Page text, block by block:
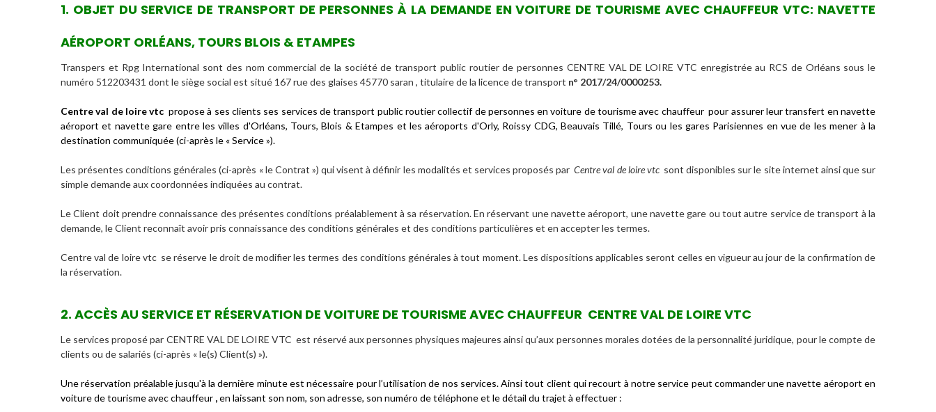
1. OBJET DU SERVICE DE TRANSPORT DE PERSONNES À LA DEMANDE EN VOITURE DE TOURISME AVEC CHAUFFEUR VTC: NAVETTE
AÉROPORT ORLÉANS, TOURS BLOIS & ETAMPES
Transpers et Rpg International sont des nom commercial de la société de transport public routier de personnes CENTRE VAL DE LOIRE VTC enregistrée au RCS de Orléans sous le
numéro 512203431 dont le siège social est situé 167 rue des glaises 45770 saran , titulaire de la licence de transport n° 2017/24/0000253.
Centre val de loire vtc propose à ses clients ses services detransport public routier collectif de personnes en voiture de tourisme avec chauffeur pour assurer leur transfert ennavette
aéroport et navette gare entre les villes d'Orléans, Tours, Blois & Etampes et les aéroports d'Orly, Roissy CDG, Beauvais Tillé, Tours ou les gares Parisiennes en vue de les mener à la
destination communiquée (ci-après le « Service »).
Les présentes conditions générales (ci-après « le Contrat ») qui visent à définir les modalités et services proposés par Centre val de loire vtc sont disponibles sur le site internet ainsi que sur
simple demande aux coordonnées indiquées au contrat.
Le Client doit prendre connaissance des présentes conditions préalablement à sa réservation. En réservant une navette aéroport, une navette gare ou tout autre service de transport à la
demande, le Client reconnaît avoir pris connaissance des conditions générales et des conditions particulières et en accepter les termes.
Centre val de loire vtc se réserve le droit de modifier les termes des conditions générales à tout moment. Les dispositions applicables seront celles en vigueur au jour de la confirmation de
la réservation.
2. ACCÈS AU SERVICE ET RÉSERVATION DE VOITURE DE TOURISME AVEC CHAUFFEUR CENTRE VAL DE LOIRE VTC
Le services proposé par CENTRE VAL DE LOIRE VTC est réservé aux personnes physiques majeures ainsi qu’aux personnes morales dotées de la personnalité juridique, pour le compte de
clients ou de salariés (ci-après « le(s) Client(s) »).
Une réservation préalable jusqu'à la dernière minute est nécessaire pour l’utilisation de nos services. Ainsi tout client qui recourt à notre service peut commander une navette aéroport en
voiture de tourisme avec chauffeur ,en laissant son nom, son adresse, son numéro de téléphone et le détail du trajet à effectuer :